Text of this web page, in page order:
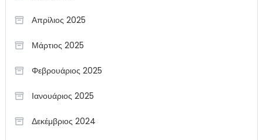
Απρίλιος 2025
Μάρτιος 2025
Φεβρουάριος 2025
Ιανουάριος 2025
Δεκέμβριος 2024